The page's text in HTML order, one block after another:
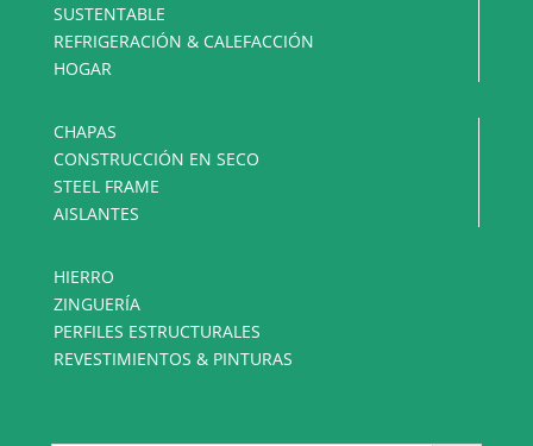
SUSTENTABLE
REFRIGERACIÓN & CALEFACCIÓN
HOGAR
CHAPAS
CONSTRUCCIÓN EN SECO
STEEL FRAME
AISLANTES
HIERRO
ZINGUERÍA
PERFILES ESTRUCTURALES
REVESTIMIENTOS & PINTURAS